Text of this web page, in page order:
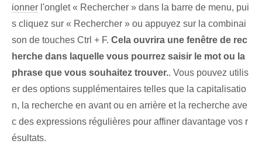
ionner l'onglet « Rechercher » dans la barre de menu, pui
s cliquez sur « Rechercher » ou appuyez sur la combinai
son de touches Ctrl + F. Cela ouvrira une fenêtre de rec
herche dans laquelle vous pourrez saisir le mot ou la
phrase que vous souhaitez trouver.. Vous pouvez utilis
er des options supplémentaires telles que la capitalisatio
n, la recherche en avant ou en arrière et la recherche ave
c des expressions régulières pour affiner davantage vos r
ésultats.